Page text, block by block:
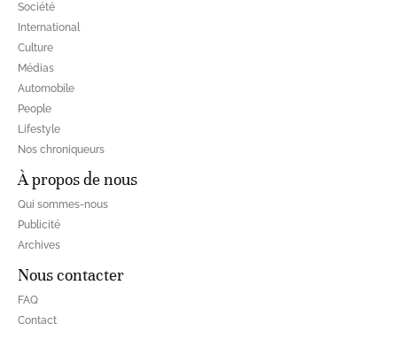
Société
International
Culture
Médias
Automobile
People
Lifestyle
Nos chroniqueurs
À propos de nous
Qui sommes-nous
Publicité
Archives
Nous contacter
FAQ
Contact